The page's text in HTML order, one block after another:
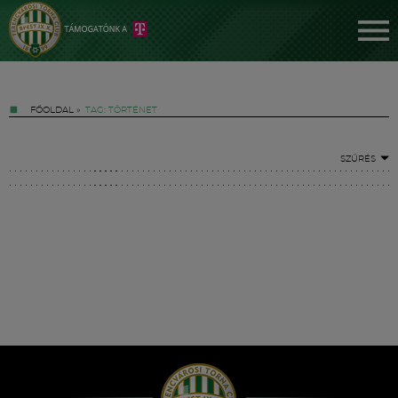
FŐOLDAL » TAG: TÖRTÉNET
SZŰRÉS
Hírek